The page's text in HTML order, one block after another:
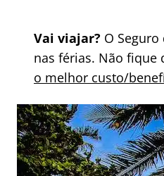
Vai viajar? O
nas férias. Não
o melhor custo/